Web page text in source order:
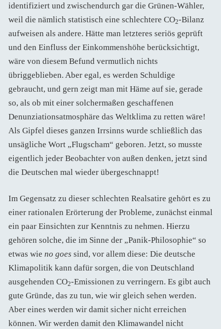
identifiziert und zwischendurch gar die Grünen-Wähler,
weil die nämlich statistisch eine schlechtere CO2-Bilanz
aufweisen als andere. Hätte man letzteres seriös geprüft
und den Einfluss der Einkommenshöhe berücksichtigt,
wäre von diesem Befund vermutlich nichts
übriggeblieben. Aber egal, es werden Schuldige
gebraucht, und gern zeigt man mit Häme auf sie, gerade
so, als ob mit einer solchermaßen geschaffenen
Denunziationsatmosphäre das Weltklima zu retten wäre!
Als Gipfel dieses ganzen Irrsinns wurde schließlich das
unsägliche Wort „Flugscham“ geboren. Jetzt, so musste
eigentlich jeder Beobachter von außen denken, jetzt sind
die Deutschen mal wieder übergeschnappt!
Im Gegensatz zu dieser schlechten Realsatire gehört es zu
einer rationalen Erörterung der Probleme, zunächst einmal
ein paar Einsichten zur Kenntnis zu nehmen. Hierzu
gehören solche, die im Sinne der „Panik-Philosophie“ so
etwas wie no goes sind, vor allem diese: Die deutsche
Klimapolitik kann dafür sorgen, die von Deutschland
ausgehenden CO2-Emissionen zu verringern. Es gibt auch
gute Gründe, das zu tun, wie wir gleich sehen werden.
Aber eines werden wir damit sicher nicht erreichen
können. Wir werden damit den Klimawandel nicht